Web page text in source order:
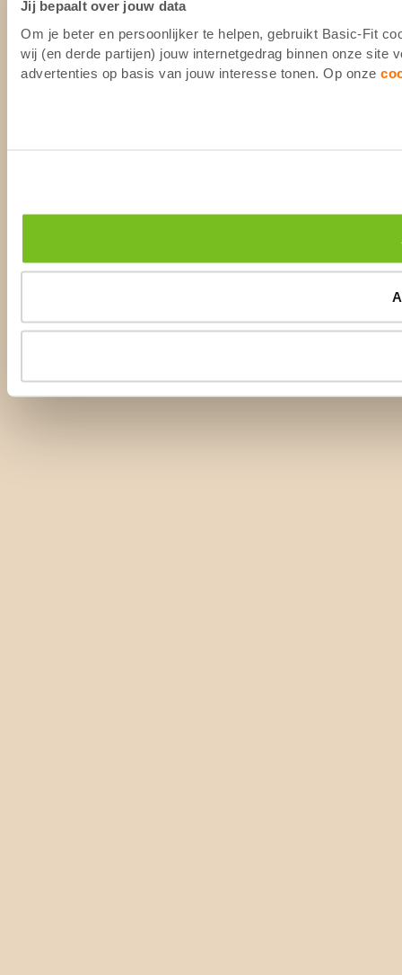
Jij bepaalt over jouw data
Om je beter en persoonlijker te helpen, gebruikt Basic-Fit
wij (en derde partijen) jouw internetgedrag binnen onze site
advertenties op basis van jouw interesse tonen. Op onze